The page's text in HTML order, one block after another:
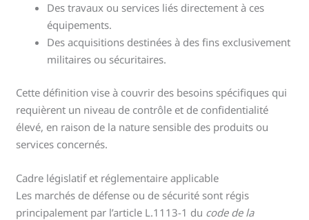
Des travaux ou services liés directement à ces
équipements.
Des acquisitions destinées à des fins exclusivement
militaires ou sécuritaires.
Cette définition vise à couvrir des besoins spécifiques qui
requièrent un niveau de contrôle et de confidentialité
élevé, en raison de la nature sensible des produits ou
services concernés.
Cadre législatif et réglementaire applicable
Les marchés de défense ou de sécurité sont régis
principalement par l’article L.1113-1 du code de la